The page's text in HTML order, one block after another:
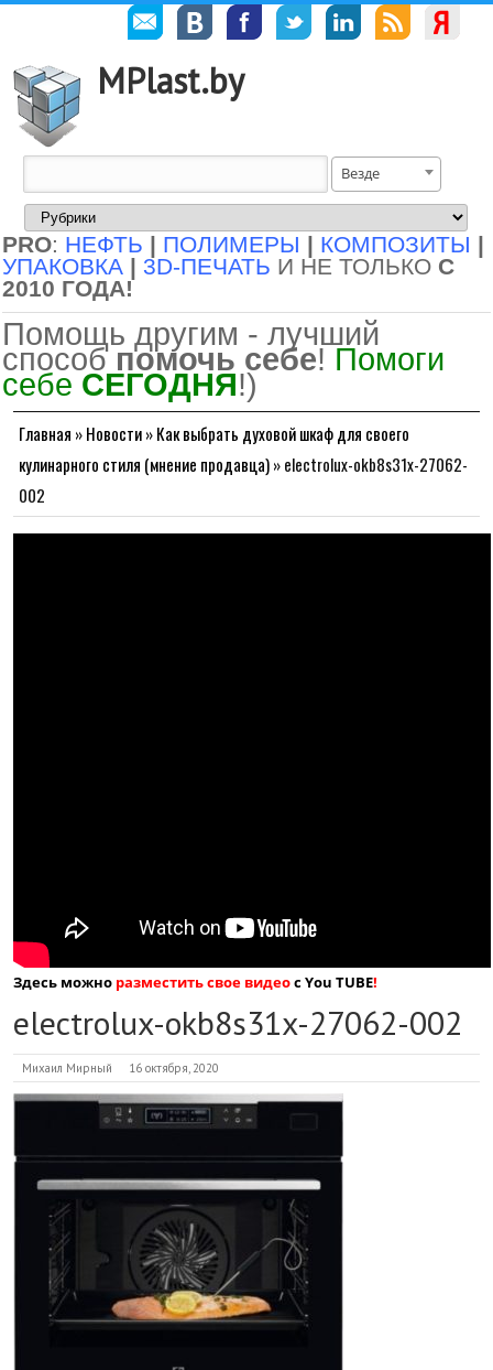
MPlast.by
Везде
PRO: НЕФТЬ | ПОЛИМЕРЫ | КОМПОЗИТЫ |
УПАКОВКА | 3D-ПЕЧАТЬ И НЕ ТОЛЬКО С
2010 ГОДА!
Помощь другим - лучший
способ помочь себе! Помоги
себе СЕГОДНЯ!)
Главная »Новости»Как выбрать духовой шкаф для своего
кулинарного стиля (мнение продавца)»electrolux-okb8s31x-27062-
002
Здесь можно разместить свое видеос You TUBE!
electrolux-okb8s31x-27062-002
Михаил Мирный 16 октября, 2020